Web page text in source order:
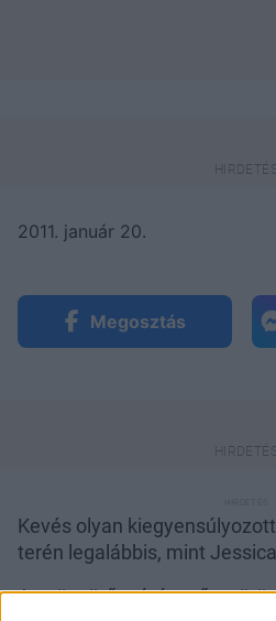
2011. január 20.
Megosztás
Kevés olyan
terén legalábbis, mint
A gyönyörű színésznő a